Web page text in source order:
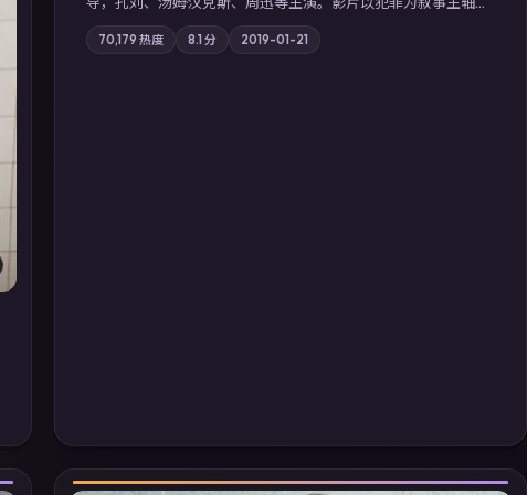
边境小镇的平静被一封匿名信彻底打破；摄影与配乐强化地域气
质；站内亦可通过「国产免费观看高清电视剧在线看」延展检索
70,179 热度 8.1 分 2019-01-21